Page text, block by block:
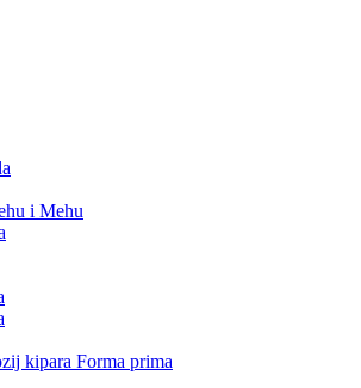
i Mehu
kipara Forma prima